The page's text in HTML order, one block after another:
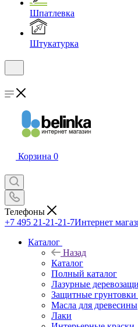
Шпатлевка
Штукатурка
Корзина 0
Телефоны
+7 495 21-21-21-7Интернет
Каталог
Назад
Каталог
Полный каталог
Лазурные
Защитные
Масла для древесины
Лаки